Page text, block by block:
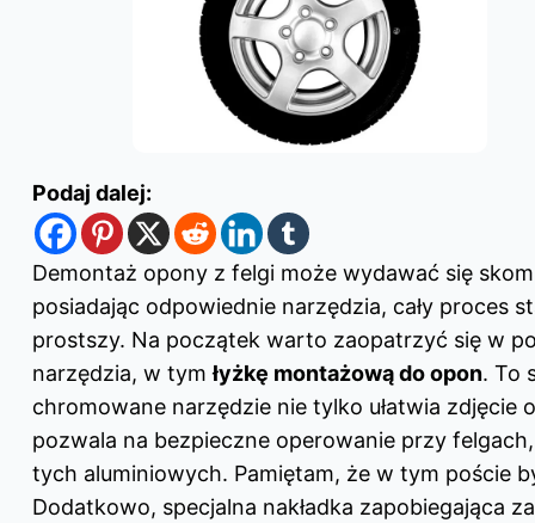
Podaj dalej:
Demontaż opony z felgi może wydawać się
posiadając odpowiednie narzędzia, cały proces
prostszy. Na początek warto zaopatrzyć się w
narzędzia, w tymłyżkę montażową do opon. To
chromowane narzędzie nie tylko ułatwia zdjęcie
pozwala na bezpieczne operowanie przy
tych aluminiowych. Pamiętam, że w tym poście
Dodatkowo, specjalna nakładka zapobiegająca